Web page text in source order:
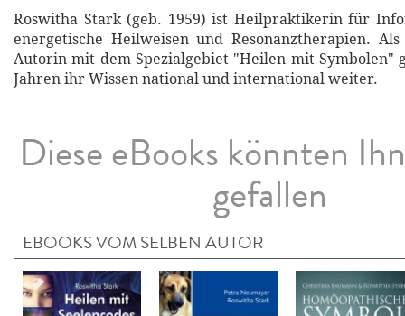
Roswitha Stark (geb. 1959) ist Heilpraktikerin für
energetische Heilweisen und Resonanztherapien.
Autorin mit dem Spezialgebiet "Heilen mit Symbolen"
Jahren ihr Wissen national und international weiter.
Diese eBooks könnten
gefallen
EBOOKS VOM SELBEN AUTOR